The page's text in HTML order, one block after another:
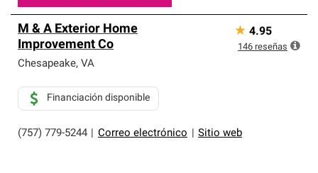
M & A Exterior Home
Improvement Co
Chesapeake, VA
(757) 779-5244 Correo electrónico Sitio web
Financiación disponible
★ 4.95
146 reseñas